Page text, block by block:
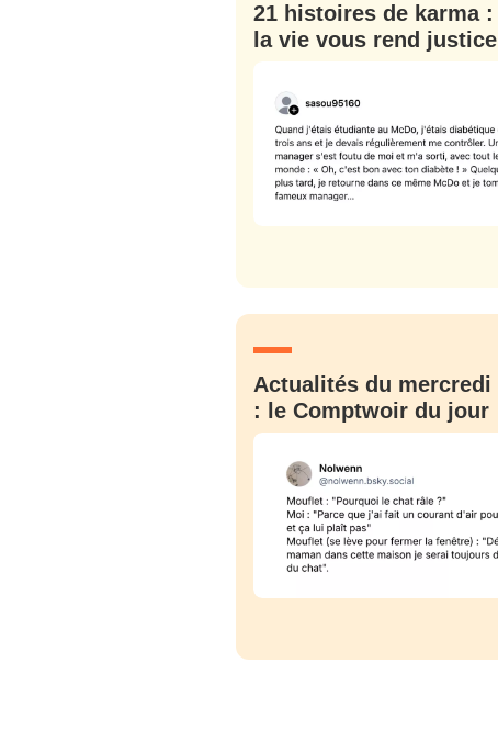
21 histoires de karma :
la vie vous rend justice
Actualités du mercredi
: le Comptwoir du jour
PSEUDO*
EMAIL*
PASSWORD*
VOTRE PARTICIPATION
Que
tweets